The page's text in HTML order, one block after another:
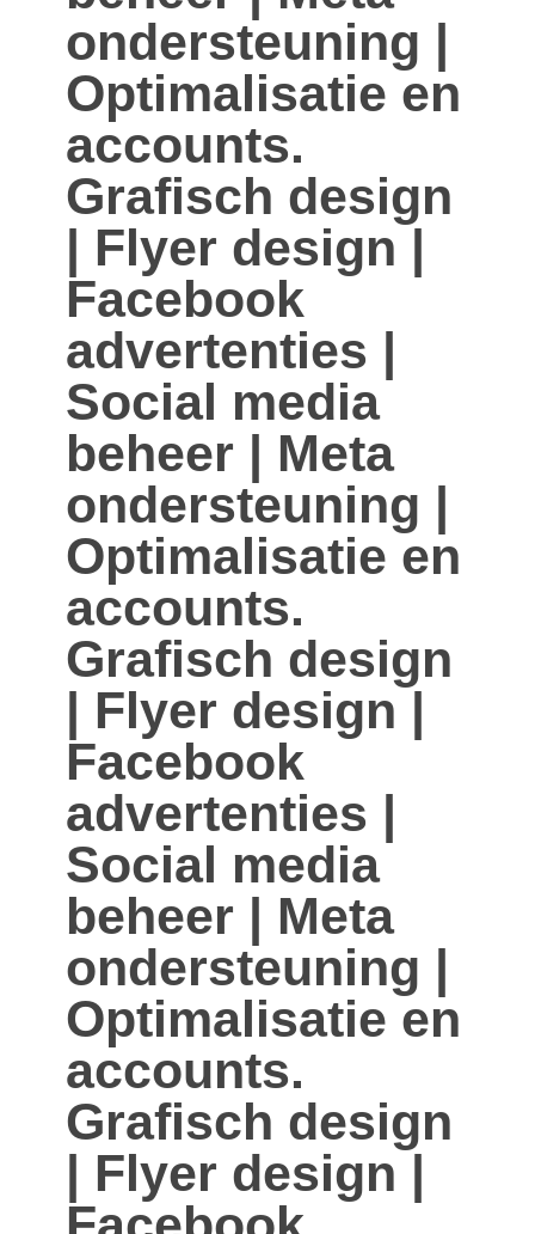
ondersteuning |
Optimalisatie en
accounts.
Grafisch design
| Flyer design |
Facebook
advertenties |
Social media
beheer | Meta
ondersteuning |
Optimalisatie en
accounts.
Grafisch design
| Flyer design |
Facebook
advertenties |
Social media
beheer | Meta
ondersteuning |
Optimalisatie en
accounts.
Grafisch design
| Flyer design |